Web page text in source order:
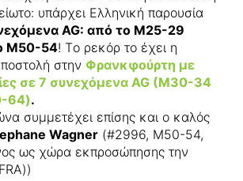
υπάρχει Ελληνική παρουσία
AG: από το M25-29
M50-54! Tο ρεκόρ το έχει η
στην Φρανκφούρτη με
σε 7 συνεχόμενα AG (Μ30-34
64).
συμμετέχει επίσης και ο καλός
Wagner (#2996, M50-54,
ως χώρα εκπροσώπησης την